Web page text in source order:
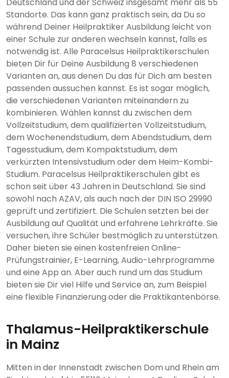
Deutschland und der Schweiz insgesamt mehr als 55
Standorte. Das kann ganz praktisch sein, da Du so
während Deiner Heilpraktiker Ausbildung leicht von
einer Schule zur anderen wechseln kannst, falls es
notwendig ist. Alle Paracelsus Heilpraktikerschulen
bieten Dir für Deine Ausbildung 8 verschiedenen
Varianten an, aus denen Du das für Dich am besten
passenden aussuchen kannst. Es ist sogar möglich,
die verschiedenen Varianten miteinandern zu
kombinieren. Wählen kannst du zwischen dem
Vollzeitstudium, dem qualifizierten Vollzeitstudium,
dem Wochenendstudium, dem Abendstudium, dem
Tagesstudium, dem Kompaktstudium, dem
verkürzten Intensivstudium oder dem Heim-Kombi-
Studium. Paracelsus Heilpraktikerschulen gibt es
schon seit über 43 Jahren in Deutschland. Sie sind
sowohl nach AZAV, als auch nach der DIN ISO 29990
geprüft und zertifiziert. Die Schulen setzten bei der
Ausbildung auf Qualität und erfahrene Lehrkräfte. Sie
versuchen, ihre Schüler bestmöglich zu unterstützen.
Daher bieten sie einen kostenfreien Online-
Prüfungstrainier, E-Learning, Audio-Lehrprogramme
und eine App an. Aber auch rund um das Studium
bieten sie Dir viel Hilfe und Service an, zum Beispiel
eine flexible Finanzierung oder die Praktikantenbörse.
Thalamus-Heilpraktikerschule
in Mainz
Mitten in der Innenstadt zwischen Dom und Rhein am